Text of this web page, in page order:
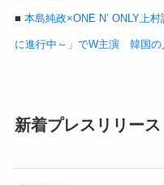
■ 本島純政×ONE N’ ONLY上
に進行中～」でW主演 韓国の
新着プレスリリース